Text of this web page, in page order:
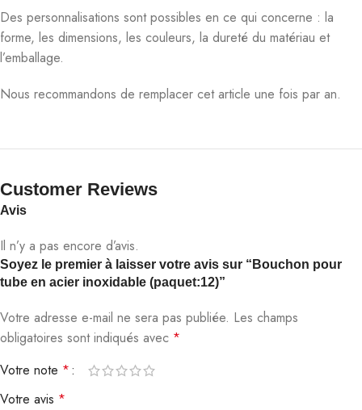
Des personnalisations sont possibles en ce qui concerne : la
forme, les dimensions, les couleurs, la dureté du matériau et
l’emballage.
Nous recommandons de remplacer cet article une fois par an.
Customer Reviews​
Avis
Il n’y a pas encore d’avis.
Soyez le premier à laisser votre avis sur “Bouchon pour
tube en acier inoxidable (paquet:12)”
Votre adresse e-mail ne sera pas publiée. Les champs
obligatoires sont indiqués avec *
Votre note *
Votre avis *